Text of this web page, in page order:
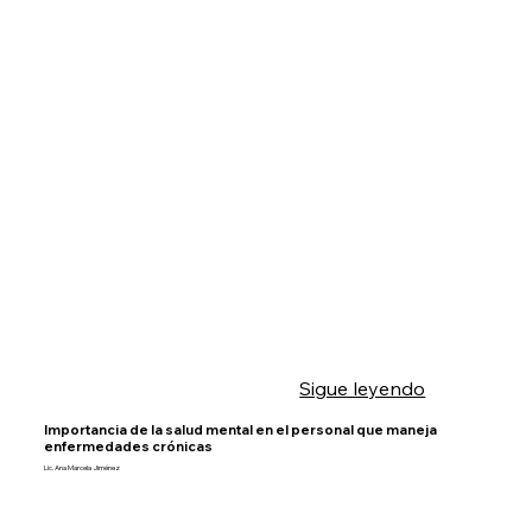
Sigue leyendo
Importancia de la salud mental en el personal que maneja
enfermedades crónicas
Lic. Ana Marcela Jiménez